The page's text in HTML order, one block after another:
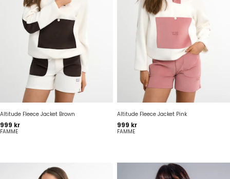
Altitude Fleece Jacket Brown
Pris
999 kr
FAMME
Altitude Fleece Jacket Pink
Pris
999 kr
FAMME